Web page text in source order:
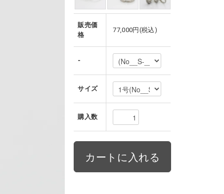
販売価
格
77,000円(税込)
-
サイズ
購入数